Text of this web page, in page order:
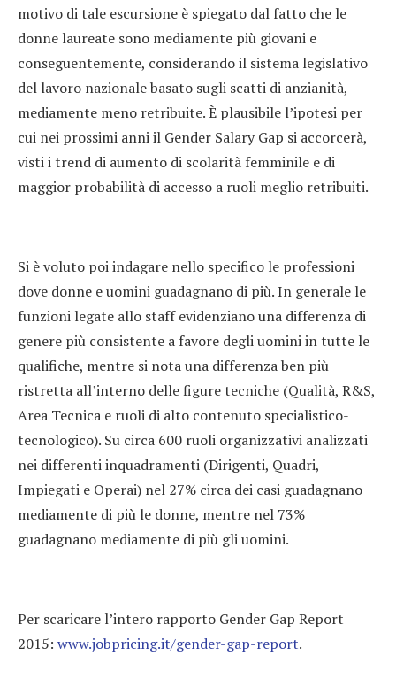
motivo di tale escursione è spiegato dal fatto che le
donne laureate sono mediamente più giovani e
conseguentemente, considerando il sistema legislativo
del lavoro nazionale basato sugli scatti di anzianità,
mediamente meno retribuite. È plausibile l’ipotesi per
cui nei prossimi anni il Gender Salary Gap si accorcerà,
visti i trend di aumento di scolarità femminile e di
maggior probabilità di accesso a ruoli meglio retribuiti.
Si è voluto poi indagare nello specifico le professioni
dove donne e uomini guadagnano di più. In generale le
funzioni legate allo staff evidenziano una differenza di
genere più consistente a favore degli uomini in tutte le
qualifiche, mentre si nota una differenza ben più
ristretta all’interno delle figure tecniche (Qualità, R&S,
Area Tecnica e ruoli di alto contenuto specialistico-
tecnologico). Su circa 600 ruoli organizzativi analizzati
nei differenti inquadramenti (Dirigenti, Quadri,
Impiegati e Operai) nel 27% circa dei casi guadagnano
mediamente di più le donne, mentre nel 73%
guadagnano mediamente di più gli uomini.
Per scaricare l’intero rapporto Gender Gap Report
2015: www.jobpricing.it/gender-gap-report.